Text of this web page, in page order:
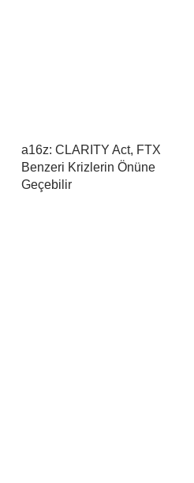
a16z: CLARITY Act, FTX
Benzeri Krizlerin Önüne
Geçebilir